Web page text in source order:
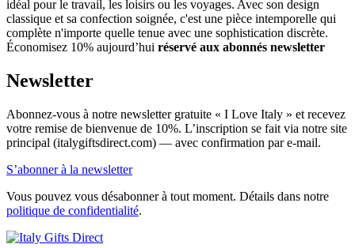
idéal pour le travail, les loisirs ou les voyages. Avec son design
classique et sa confection soignée, c'est une pièce intemporelle qui
complète n'importe quelle tenue avec une sophistication discrète.
Économisez 10% aujourd’hui réservé aux abonnés newsletter
Newsletter
Abonnez-vous à notre newsletter gratuite « I Love Italy » et recevez
votre remise de bienvenue de 10%. L’inscription se fait via notre site
principal (italygiftsdirect.com) — avec confirmation par e-mail.
S’abonner à la newsletter
Vous pouvez vous désabonner à tout moment. Détails dans notre
politique de confidentialité.